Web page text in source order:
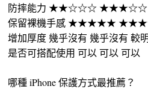
防摔能力 ★★☆☆☆
保留裸機手感 ★★★★★
增加厚度 幾乎沒有 幾乎沒有 較
是否可搭配使用 可以 可以 可以
哪種 iPhone 保護方式最推薦？